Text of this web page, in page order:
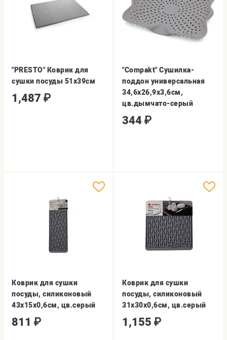
"PRESTO" Коврик для
сушки посуды 51х39см
1,487 ₽
"Compakt" Сушилка-
поддон универсальная
34,6х26,9х3,6см,
цв.дымчато-серый
344 ₽
Коврик для сушки
посуды, силиконовый
43х15х0,6см, цв.серый
811 ₽
Коврик для сушки
посуды, силиконовый
31х30х0,6см, цв.серый
1,155 ₽